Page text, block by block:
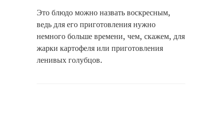
Это блюдо можно назвать воскресным,
ведь для его приготовления нужно
немного больше времени, чем, скажем, для
жарки картофеля или приготовления
ленивых голубцов.